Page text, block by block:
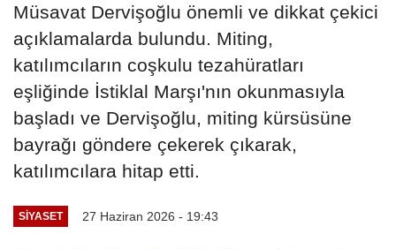
Müsavat Dervişoğlu önemli ve dikkat çekici
açıklamalarda bulundu. Miting,
katılımcıların coşkulu tezahüratları
eşliğinde İstiklal Marşı'nın okunmasıyla
başladı ve Dervişoğlu, miting kürsüsüne
bayrağı göndere çekerek çıkarak,
katılımcılara hitap etti.
SIYASET 27 Haziran 2026 - 19:43